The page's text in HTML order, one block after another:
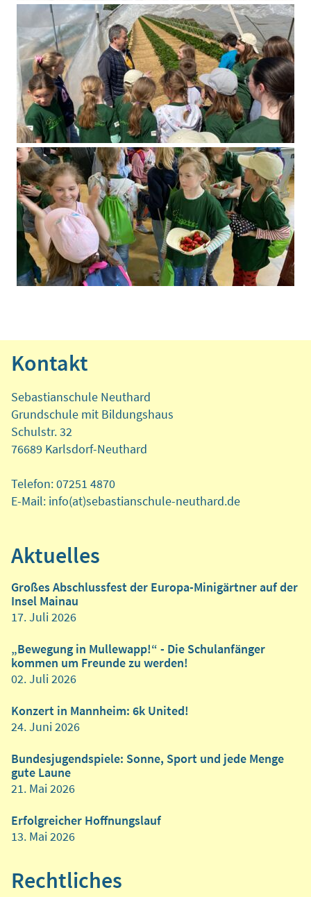
Kontakt
Sebastianschule Neuthard
Grundschule mit Bildungshaus
Schulstr. 32
76689 Karlsdorf-Neuthard
Telefon: 07251 4870
E-Mail: info(at)sebastianschule-neuthard.de
Aktuelles
Großes Abschlussfest der Europa-Minigärtner auf der
Insel Mainau
17. Juli 2026
„Bewegung in Mullewapp!“ - Die Schulanfänger
kommen um Freunde zu werden!
02. Juli 2026
Konzert in Mannheim: 6k United!
24. Juni 2026
Bundesjugendspiele: Sonne, Sport und jede Menge
gute Laune
21. Mai 2026
Erfolgreicher Hoffnungslauf
13. Mai 2026
Rechtliches